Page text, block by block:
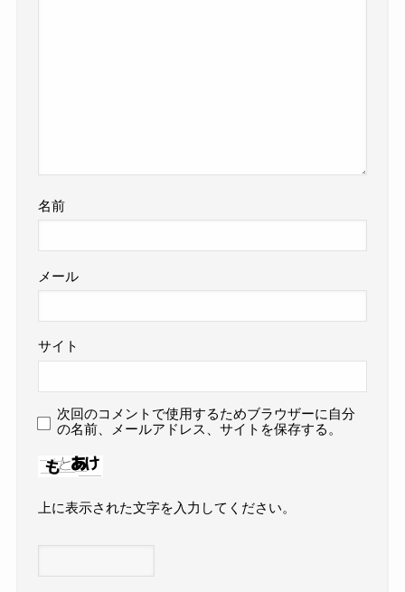
名前
メール
サイト
次回のコメントで使用するためブラウザーに自分
の名前、メールアドレス、サイトを保存する。
上に表示された文字を入力してください。